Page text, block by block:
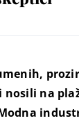
nosili na